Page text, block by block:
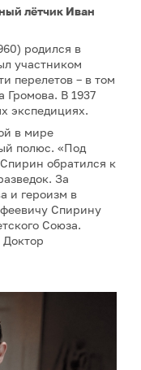
лётчик Иван
родился в
участником
перелетов – в том
Громова. В 1937
экспедициях.
в мире
полюс. «Под
обратился к
За
и героизм в
Спирину
Союза.